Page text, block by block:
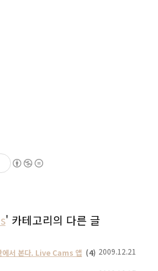
' 카테고리의 다른 글
에서 본다. Live Cams 앱 (4) 2009.12.21